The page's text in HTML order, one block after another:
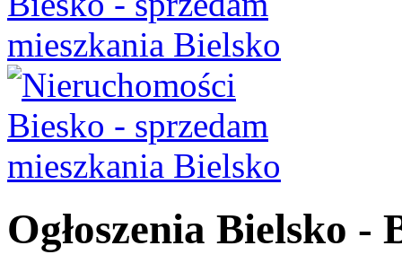
Ogłoszenia Bielsko -